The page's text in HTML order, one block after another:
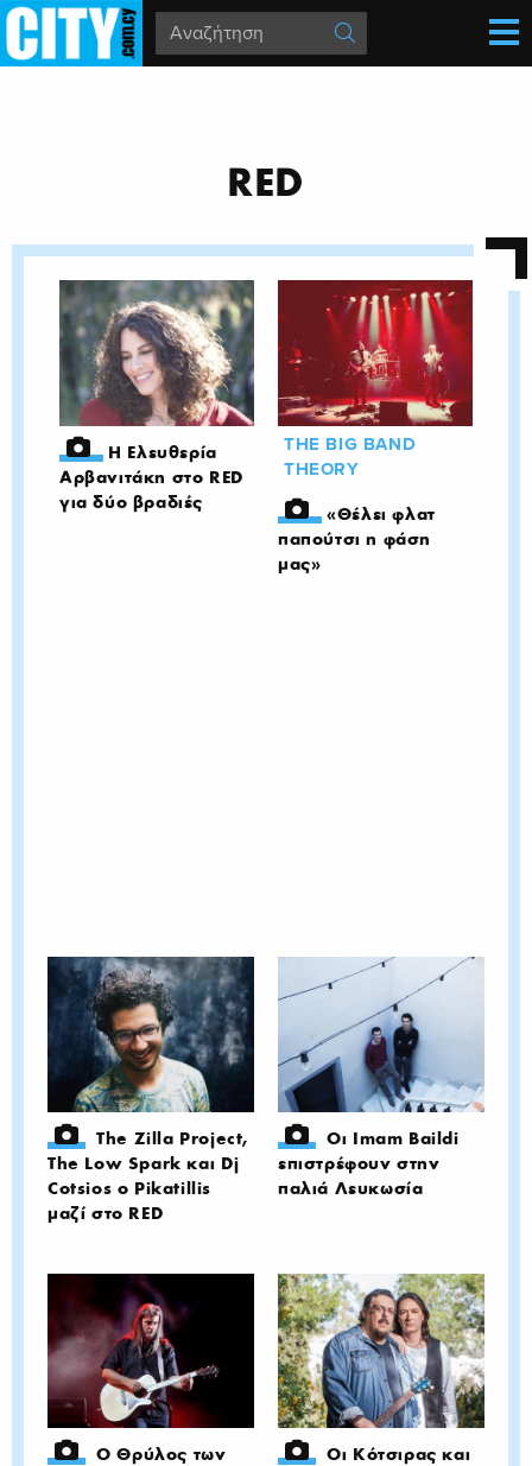
RED
Η Ελευθερία
Αρβανιτάκη στο RED
για δύο βραδιές
THE BIG BAND
THEORY
«Θέλει φλατ
παπούτσι η φάση
μας»
The Zilla Project,
The Low Spark και Dj
Cotsios o Pikatillis
μαζί στο RED
Οι Imam Baildi
επιστρέφουν στην
παλιά Λευκωσία
Ο Θρύλος των
Οι Κότσιρας και